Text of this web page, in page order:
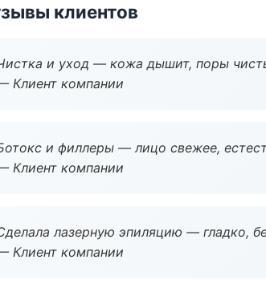
клиентов
и уход — кожа дышит, поры
Клиент компании
и филлеры — лицо свежее,
Клиент компании
лазерную эпиляцию — гладко,
Клиент компании